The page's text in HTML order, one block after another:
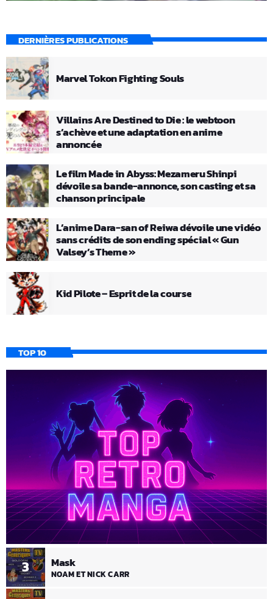
DERNIÈRES PUBLICATIONS
Marvel Tokon Fighting Souls
Villains Are Destined to Die : le webtoon
s’achève et une adaptation en anime
annoncée
Le film Made in Abyss: Mezameru Shinpi
dévoile sa bande-annonce, son casting et sa
chanson principale
L’anime Dara-san of Reiwa dévoile une vidéo
sans crédits de son ending spécial « Gun
Valsey’s Theme »
Kid Pilote – Esprit de la course
TOP 10
3 Mask
NOAM ET NICK CARR